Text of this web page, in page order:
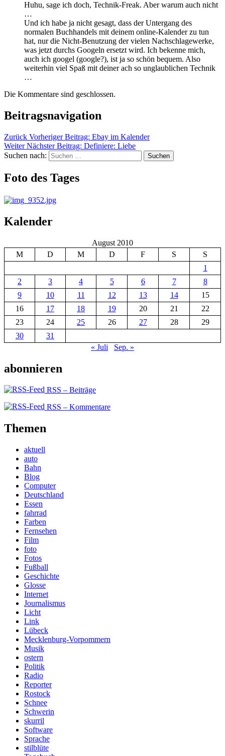
Huhu, sage ich doch, Technik-Freak. Aber warum auch nicht
…
Und ich habe ja nicht gesagt, dass der Untergang des
normalen Buchhandels mit deinem online-Kalender zu tun
hat, nur die Nicht-Benutzung der vielen Nachschlagewerke,
was jetzt durchs Googeln ersetzt wird. Ich bekenne mich,
auch ich googel (google?), ist ja so schön bequem. Also
weiterhin viel Spaß mit deiner ach so unglaublichen Technik
…
Die Kommentare sind geschlossen.
Beitragsnavigation
Zurück Vorheriger Beitrag: Ebay im Kalender
Weiter Nächster Beitrag: Definiere: Liebe
Suchen nach:
Suchen
Foto des Tages
Kalender
August 2010
M
D M D F S
S
1
2
3 4 5 6 7
8
9
10 11 12 13 14
15
16
17 18 19 20 21
22
23
24 25 26 27 28
29
30
31
« Juli
Sep. »
abonnieren
RSS – Beiträge
RSS – Kommentare
Themen
aktuell
auto
Bahn
Blog
Computer
Deutschland
Essen
fahrrad
Farben
Fernsehen
Film
foto
Fotos
Fußball
Geschichte
Glosse
Internet
Journalismus
Licht
Link
Lübeck
Mecklenburg-Vorpommern
Musik
ostern
Politik
Radio
Reporter
Rostock
Schnee
Schwerin
skurril
Software
Sprache
stilblüte